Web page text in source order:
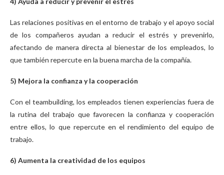
Las relaciones positivas en el entorno de trabajo y el apoyo social
de los compañeros ayudan a reducir el estrés y prevenirlo,
afectando de manera directa al bienestar de los empleados, lo
que también repercute en la buena marcha de la compañía.
5) Mejora la confianza y la cooperación
Con el teambuilding, los empleados tienen experiencias fuera de
la rutina del trabajo que favorecen la confianza y cooperación
entre ellos, lo que repercute en el rendimiento del equipo de
trabajo.
6) Aumenta la creatividad de los equipos